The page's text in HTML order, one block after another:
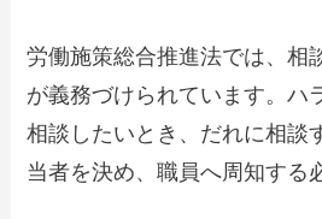
労働施策総合推進法では、相
が義務づけられています。ハ
相談したいとき、だれに相談
当者を決め、職員へ周知する